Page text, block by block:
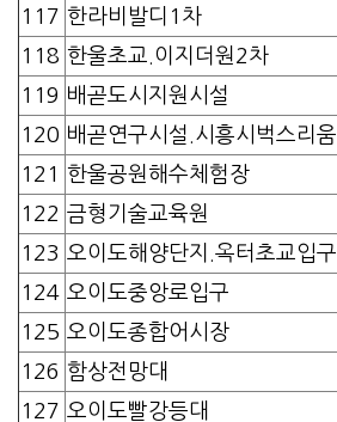
117 한라비발디1차
118 한울초교.이지더원2차
119 배곧도시지원시설
120 배곧연구시설.시흥시벅스리움
121
한울공원해수체험장
122 금형기술교육원
123 오이도해양단지.옥터초교입구
124 오이도중앙로입구
125 오이도종합어시장
126 함상전망대
127 오이도빨강등대